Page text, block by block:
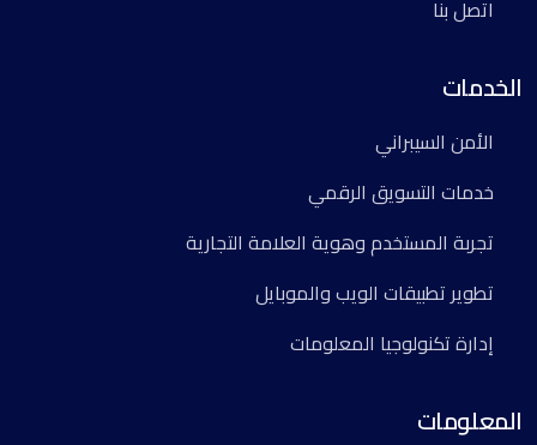
اتصل بنا
الخدمات
الأمن السيبراني
خدمات التسويق الرقمي
تجربة المستخدم وهوية العلامة التجارية
تطوير تطبيقات الويب والموبايل
إدارة تكنولوجيا المعلومات
المعلومات